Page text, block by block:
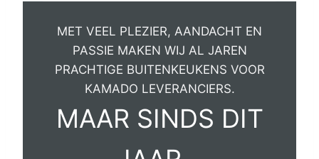
MET VEEL PLEZIER, AANDACHT EN
PASSIE MAKEN WIJ AL JAREN
PRACHTIGE BUITENKEUKENS VOOR
KAMADO LEVERANCIERS.
MAAR SINDS DIT